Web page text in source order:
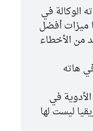
الوكالة في
ميزات أفضل
من الأخطاء
هاته
في
ليست لها